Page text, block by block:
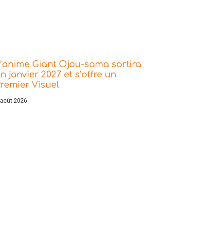
Giant Ojou-sama sortira
janvier 2027 et s’offre un
Visuel
2026